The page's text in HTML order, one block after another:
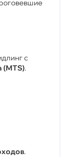
с
(MTS).
.